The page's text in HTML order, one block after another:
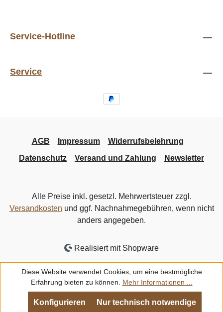
Service-Hotline
Service
AGB Impressum
Widerrufsbelehrung
Datenschutz
Versand und Zahlung Newsletter
Alle Preise inkl. gesetzl. Mehrwertsteuer zzgl.
Versandkosten und ggf. Nachnahmegebühren, wenn nicht
anders angegeben.
Realisiert mit Shopware
Diese Website verwendet Cookies, um eine bestmögliche
Erfahrung bieten zu können. Mehr Informationen ...
Nur technisch notwendige
Konfigurieren